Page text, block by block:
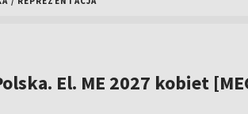
El. ME 2027 kobiet